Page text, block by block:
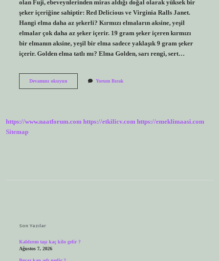
olan Fuji, ebeveynlerinden miras aldığı doğal olarak yüksek bir
şeker içeriğine sahiptir: Red Delicious ve Virginia Ralls Janet.
Hangi elma daha az şekerli? Kırmızı elmaların aksine, yeşil
elmalar çok daha az şeker içerir. 19 gram şeker içeren kırmızı
bir elmanın aksine, yeşil bir elma sadece yaklaşık 9 gram şeker
içerir. Golden elma tatlı mı? Elma Golden, sarı rengi, sert…
Devamını okuyunEn
Yorum Bırak
https://www.naatforum.com https://etkilicv.com https://emeklimaasi.com
Sitemap
Son Yazılar
Kaldırım taşı kaç kilo gelir ?
Ağustos 7, 2026